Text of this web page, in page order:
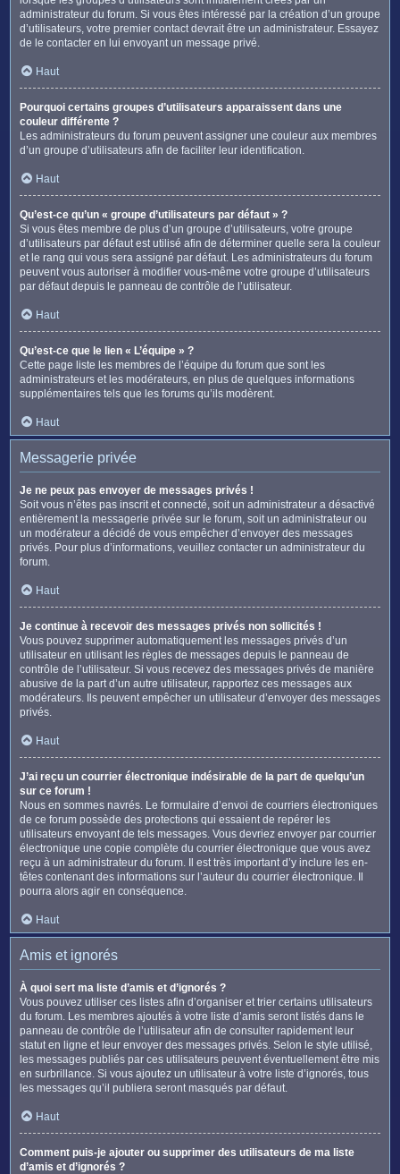
administrateur du forum. Si vous êtes intéressé par la création d’un groupe
d’utilisateurs, votre premier contact devrait être un administrateur. Essayez
de le contacter en lui envoyant un message privé.
Haut
Pourquoi certains groupes d’utilisateurs apparaissent dans une
couleur différente ?
Les administrateurs du forum peuvent assigner une couleur aux membres
d’un groupe d’utilisateurs afin de faciliter leur identification.
Haut
Qu’est-ce qu’un « groupe d’utilisateurs par défaut » ?
Si vous êtes membre de plus d’un groupe d’utilisateurs, votre groupe
d’utilisateurs par défaut est utilisé afin de déterminer quelle sera la couleur
et le rang qui vous sera assigné par défaut. Les administrateurs du forum
peuvent vous autoriser à modifier vous-même votre groupe d’utilisateurs
par défaut depuis le panneau de contrôle de l’utilisateur.
Haut
Qu’est-ce que le lien « L’équipe » ?
Cette page liste les membres de l’équipe du forum que sont les
administrateurs et les modérateurs, en plus de quelques informations
supplémentaires tels que les forums qu’ils modèrent.
Haut
Messagerie privée
Je ne peux pas envoyer de messages privés !
Soit vous n’êtes pas inscrit et connecté, soit un administrateur a désactivé
entièrement la messagerie privée sur le forum, soit un administrateur ou
un modérateur a décidé de vous empêcher d’envoyer des messages
privés. Pour plus d’informations, veuillez contacter un administrateur du
forum.
Haut
Je continue à recevoir des messages privés non sollicités !
Vous pouvez supprimer automatiquement les messages privés d’un
utilisateur en utilisant les règles de messages depuis le panneau de
contrôle de l’utilisateur. Si vous recevez des messages privés de manière
abusive de la part d’un autre utilisateur, rapportez ces messages aux
modérateurs. Ils peuvent empêcher un utilisateur d’envoyer des messages
privés.
Haut
J’ai reçu un courrier électronique indésirable de la part de quelqu’un
sur ce forum !
Nous en sommes navrés. Le formulaire d’envoi de courriers électroniques
de ce forum possède des protections qui essaient de repérer les
utilisateurs envoyant de tels messages. Vous devriez envoyer par courrier
électronique une copie complète du courrier électronique que vous avez
reçu à un administrateur du forum. Il est très important d’y inclure les en-
têtes contenant des informations sur l’auteur du courrier électronique. Il
pourra alors agir en conséquence.
Haut
Amis et ignorés
À quoi sert ma liste d’amis et d’ignorés ?
Vous pouvez utiliser ces listes afin d’organiser et trier certains utilisateurs
du forum. Les membres ajoutés à votre liste d’amis seront listés dans le
panneau de contrôle de l’utilisateur afin de consulter rapidement leur
statut en ligne et leur envoyer des messages privés. Selon le style utilisé,
les messages publiés par ces utilisateurs peuvent éventuellement être mis
en surbrillance. Si vous ajoutez un utilisateur à votre liste d’ignorés, tous
les messages qu’il publiera seront masqués par défaut.
Haut
Comment puis-je ajouter ou supprimer des utilisateurs de ma liste
d’amis et d’ignorés ?